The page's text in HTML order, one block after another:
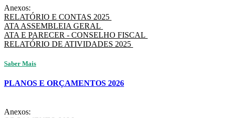
Anexos:
RELATÓRIO E CONTAS 2025
ATA ASSEMBLEIA GERAL
ATA E PARECER - CONSELHO FISCAL
RELATÓRIO DE ATIVIDADES 2025
Saber Mais
PLANOS E ORÇAMENTOS 2026
Anexos: